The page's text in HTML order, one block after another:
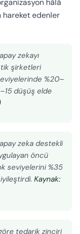
hâlâ
hareket edenler
zekayı
şirketleri
%20–
düşüş elde
zeka destekli
öncü
seviyelerini %35
Kaynak:
tedarik zinciri